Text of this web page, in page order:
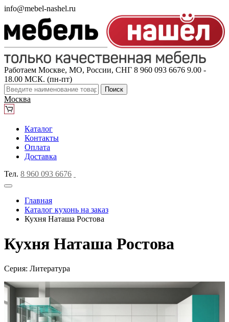
info@mebel-nashel.ru
Работаем Москве, МО, России, СНГ 8 960 093 6676 9.00 -
18.00 МСК. (пн-пт)
Поиск
Москва
Каталог
Контакты
Оплата
Доставка
Тел. 8 960 093 6676
Главная
Каталог кухонь на заказ
Кухня Наташа Ростова
Кухня Наташа Ростова
Серия: Литература